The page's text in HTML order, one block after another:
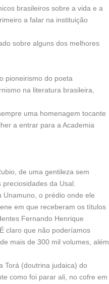
brasileiros sobre a vida e a
a falar na instituição
sobre alguns dos melhores
pioneirismo do poeta
na literatura brasileira,
uma homenagem tocante
a entrar para a Academia
de uma gentileza sem
da Usal.
Unamuno, o prédio onde ele
em que receberam os títulos
Fernando Henrique
claro que não poderíamos
mais de 300 mil volumes, além
Torá (doutrina judaica) do
como foi parar ali, no cofre em